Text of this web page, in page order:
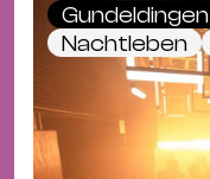
Gundeldingen
Nachtleben